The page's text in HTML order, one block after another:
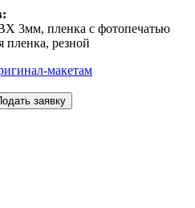
3мм, пленка с фотопечатью
резной
макетам
заявку